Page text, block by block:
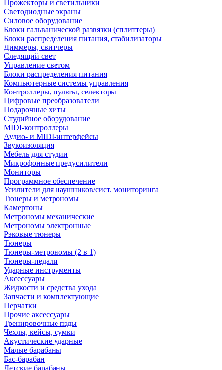
Прожекторы и светильники
Светодиодные экраны
Силовое оборудование
Блоки гальванической развязки (сплиттеры)
Блоки распределения питания, стабилизаторы
Диммеры, свитчеры
Следящий свет
Управление светом
Блоки распределения питания
Компьютерные системы управления
Контроллеры, пульты, селекторы
Цифровые преобразователи
Подарочные хиты
Студийное оборудование
MIDI-контроллеры
Аудио- и MIDI-интерфейсы
Звукоизоляция
Мебель для студии
Микрофонные предусилители
Мониторы
Программное обеспечение
Усилители для наушников/сист. мониторинга
Тюнеры и метрономы
Камертоны
Метрономы механические
Метрономы электронные
Рэковые тюнеры
Тюнеры
Тюнеры-метрономы (2 в 1)
Тюнеры-педали
Ударные инструменты
Аксессуары
Жидкости и средства ухода
Запчасти и комплектующие
Перчатки
Прочие аксессуары
Тренировочные пэды
Чехлы, кейсы, сумки
Акустические ударные
Mалые барабаны
Бас-барабан
Детские барабаны